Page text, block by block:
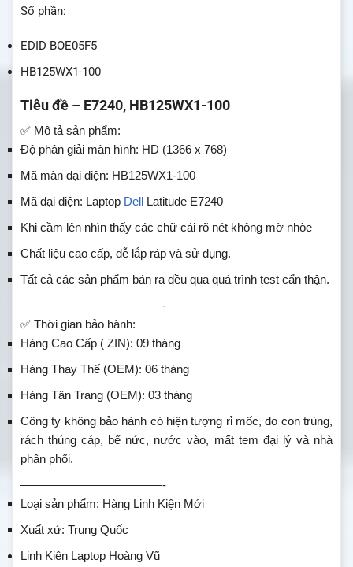
Số phần:
EDID BOE05F5
HB125WX1-100
Tiêu đề – E7240, HB125WX1-100
✅ Mô tả sản phẩm:
Độ phân giải màn hình: HD (1366 x 768)
Mã màn đại diện: HB125WX1-100
Mã đại diện: Laptop Dell Latitude E7240
Khi cầm lên nhìn thấy các chữ cái rõ nét không mờ nhòe
Chất liệu cao cấp, dễ lắp ráp và sử dụng.
Tất cả các sản phẩm bán ra đều qua quá trình test cẩn thận.
————————————-
✅ Thời gian bảo hành:
Hàng Cao Cấp ( ZIN): 09 tháng
Hàng Thay Thế (OEM): 06 tháng
Hàng Tân Trang (OEM): 03 tháng
Công ty không bảo hành có hiện tượng rỉ mốc, do con trùng,
rách thủng cáp, bể nức, nước vào, mất tem đại lý và nhà
phân phối.
————————————-
Loại sản phẩm: Hàng Linh Kiện Mới
Xuất xứ: Trung Quốc
Linh Kiện Laptop Hoàng Vũ